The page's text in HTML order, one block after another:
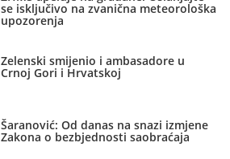
se isključivo na zvanična meteorološka
upozorenja
Zelenski smijenio i ambasadore u
Crnoj Gori i Hrvatskoj
Šaranović: Od danas na snazi izmjene
Zakona o bezbjednosti saobraćaja